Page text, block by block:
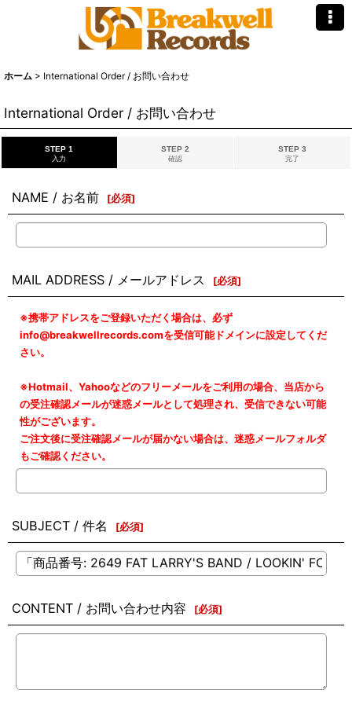
ホーム > International Order / お問い合わせ
International Order / お問い合わせ
STEP 1
入力
STEP 2
確認
STEP 3
完了
NAME / お名前 [必須]
MAIL ADDRESS / メールアドレス [必須]
※携帯アドレスをご登録いただく場合は、必ず
info@breakwellrecords.comを受信可能ドメインに設定してくだ
さい。
※Hotmail、Yahooなどのフリーメールをご利用の場合、当店から
の受注確認メールが迷惑メールとして処理され、受信できない可能
性がございます。
ご注文後に受注確認メールが届かない場合は、迷惑メールフォルダ
もご確認ください。
SUBJECT / 件名 [必須]
CONTENT / お問い合わせ内容 [必須]